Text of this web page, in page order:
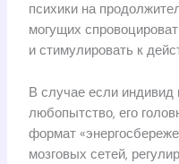
психики на
могущих
и стимулировать к
В случае если
любопытство, его
формат
мозговых сетей,